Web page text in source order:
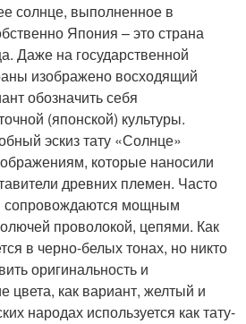
солнце, выполненное в
Япония – это страна
Даже на государственной
изображено восходящий
обозначить себя
(японской) культуры.
эскиз тату «Солнце»
которые наносили
древних племен. Часто
сопровождаются мощным
проволокой, цепями. Как
в черно-белых тонах, но никто
оригинальность и
цвета, как вариант, желтый и
народах используется как тату-